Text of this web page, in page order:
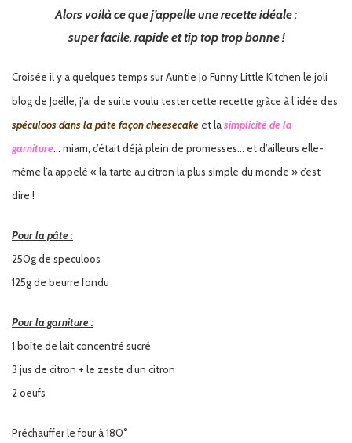
Alors voilà ce que j’appelle une recette idéale :
super facile, rapide et tip top trop bonne !
Croisée il y a quelques temps surAuntie Jo Funny Little Kitchen le joli
blog de Joëlle, j’ai de suite voulu tester cette recette gràce à l’idée des
spéculoos dans la pâte façon cheesecake et lasimplicité de la
garniture… miam, c’était déjà plein de promesses… et d’ailleurs elle-
même l’a appelé « la tarte au citron la plus simple du monde » c’est
dire !
Pour la pâte :
250g de speculoos
125g de beurre fondu
Pour la garniture :
1 boîte de lait concentré sucré
3 jus de citron + le zeste d’un citron
2 oeufs
Préchauffer le four à 180°